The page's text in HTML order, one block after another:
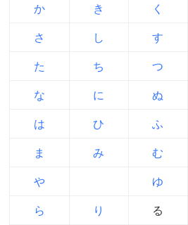
か き く
さ し す
た ち つ
な に ぬ
は ひ ふ
ま み む
や ゆ
ら り る